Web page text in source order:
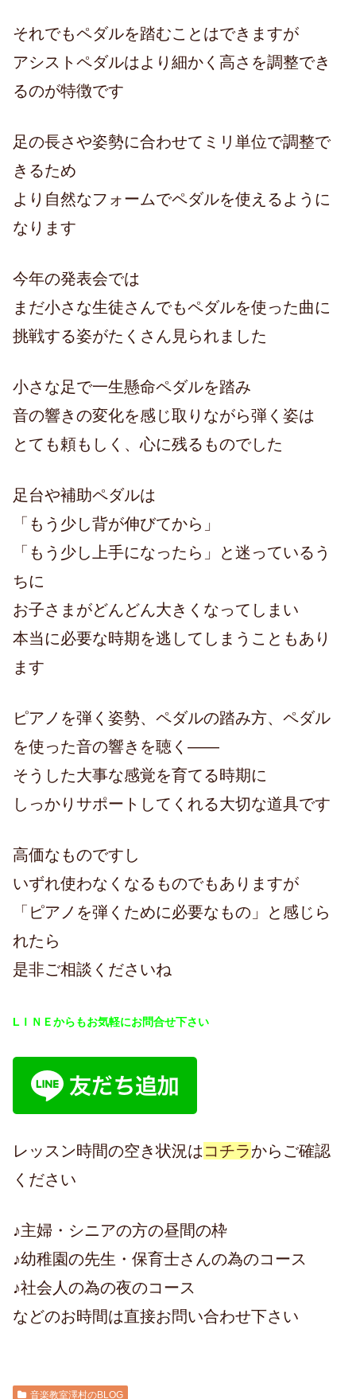
それでもペダルを踏むことはできますが
アシストペダルはより細かく高さを調整でき
るのが特徴です
足の長さや姿勢に合わせてミリ単位で調整で
きるため
より自然なフォームでペダルを使えるように
なります
今年の発表会では
まだ小さな生徒さんでもペダルを使った曲に
挑戦する姿がたくさん見られました
小さな足で一生懸命ペダルを踏み
音の響きの変化を感じ取りながら弾く姿は
とても頼もしく、心に残るものでした
足台や補助ペダルは
「もう少し背が伸びてから」
「もう少し上手になったら」と迷っているう
ちに
お子さまがどんどん大きくなってしまい
本当に必要な時期を逃してしまうこともあり
ます
ピアノを弾く姿勢、ペダルの踏み方、ペダル
を使った音の響きを聴く——
そうした大事な感覚を育てる時期に
しっかりサポートしてくれる大切な道具です
高価なものですし
いずれ使わなくなるものでもありますが
「ピアノを弾くために必要なもの」と感じら
れたら
是非ご相談くださいね
LＩＮＥからもお気軽にお問合せ下さい
レッスン時間の空き状況は コチラからご確認
ください
♪主婦・シニアの方の昼間の枠
♪幼稚園の先生・保育士さんの為のコース
♪社会人の為の夜のコース
などのお時間は直接お問い合わせ下さい
音楽教室澤村のBLOG